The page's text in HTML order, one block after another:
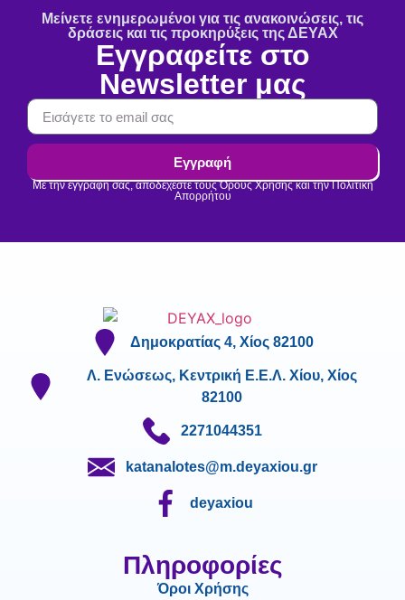
Μείνετε ενημερωμένοι για τις ανακοινώσεις, τις
δράσεις και τις προκηρύξεις της ΔΕΥΑΧ
Εγγραφείτε στο
Newsletter μας
Εγγραφή
Με την εγγραφή σας, αποδέχεστε τους Όρους Χρήσης και την Πολιτική
Απορρήτου
Δημοκρατίας 4, Χίος 82100
Λ. Ενώσεως, Κεντρική Ε.Ε.Λ. Χίου, Χίος
82100
2271044351
katanalotes@m.deyaxiou.gr
deyaxiou
Πληροφορίες
Όροι Χρήσης